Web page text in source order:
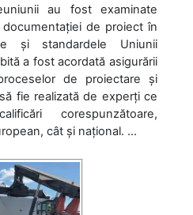
au fost examinate
de proiect în
și standardele Uniunii
a fost acordată asigurării
de proiectare și
fie realizată de experți ce
corespunzătoare,
cât și național. ...